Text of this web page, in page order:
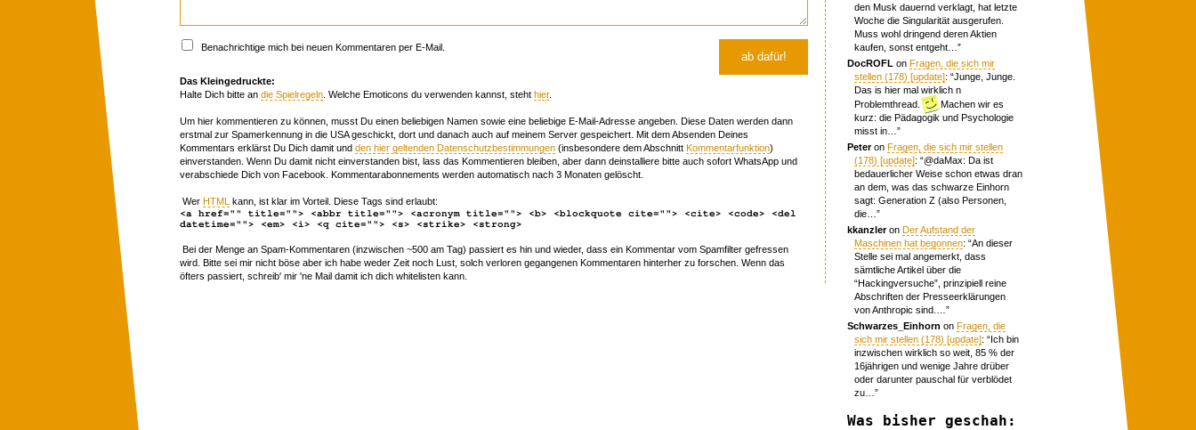
Benachrichtige mich bei neuen Kommentaren per E-Mail.
Das Kleingedruckte:
Halte Dich bitte an die Spielregeln . Welche Emoticons du verwenden kannst, steht hier.
Um hier kommentieren zu können, musst Du einen beliebigen Namen sowie eine beliebige E-Mail-Adresse angeben. Diese Daten werden dann
erstmal zur Spamerkennung in die USA geschickt, dort und danach auch auf meinem Server gespeichert. Mit dem Absenden Deines
Kommentars erklärst Du Dich damit und den hier geltenden Datenschutzbestimmungen (insbesondere dem Abschnitt Kommentarfunktion)
einverstanden. Wenn Du damit nicht einverstanden bist, lass das Kommentieren bleiben, aber dann deinstalliere bitte auch sofort WhatsApp und
verabschiede Dich von Facebook. Kommentarabonnements werden automatisch nach 3 Monaten gelöscht.
Wer HTML kann, ist klar im Vorteil. Diese Tags sind erlaubt:
<a href="" title=""> <abbr title=""> <acronym title=""> <b> <blockquote cite=""> <cite> <code> <del
datetime=""> <em> <i> <q cite=""> <s> <strike> <strong>
Bei der Menge an Spam-Kommentaren (inzwischen ~500 am Tag) passiert es hin und wieder, dass ein Kommentar vom Spamfilter gefressen
wird. Bitte sei mir nicht böse aber ich habe weder Zeit noch Lust, solch verloren gegangenen Kommentaren hinterher zu forschen. Wenn das
öfters passiert, schreib' mir 'ne Mail damit ich dich whitelisten kann.
den Musk dauernd verklagt, hat letzte
Woche die Singularität ausgerufen.
Muss wohl dringend deren Aktien
kaufen, sonst entgeht… ”
DocROFL onFragen, die sich mir
stellen (178) [update]: “Junge, Junge.
Das is hier mal wirklich n
Problemthread.
Machen wir es
kurz: die Pädagogik und Psychologie
misst in… ”
PeteronFragen, die sich mir stellen
(178) [update]: “@daMax: Da ist
bedauerlicher Weise schon etwas dran
an dem, was das schwarze Einhorn
sagt: Generation Z (also Personen,
die… ”
kkanzleronDer Aufstand der
Maschinen hat begonnen: “An dieser
Stelle sei mal angemerkt, dass
sämtliche Artikel über die
“Hackingversuche”, prinzipiell reine
Abschriften der Presseerklärungen
von Anthropic sind.… ”
Schwarzes_Einhorn onFragen, die
sich mir stellen (178) [update]: “Ich bin
inzwischen wirklich so weit, 85 % der
16jährigen und wenige Jahre drüber
oder darunter pauschal für verblödet
zu… ”
Was bisher geschah: